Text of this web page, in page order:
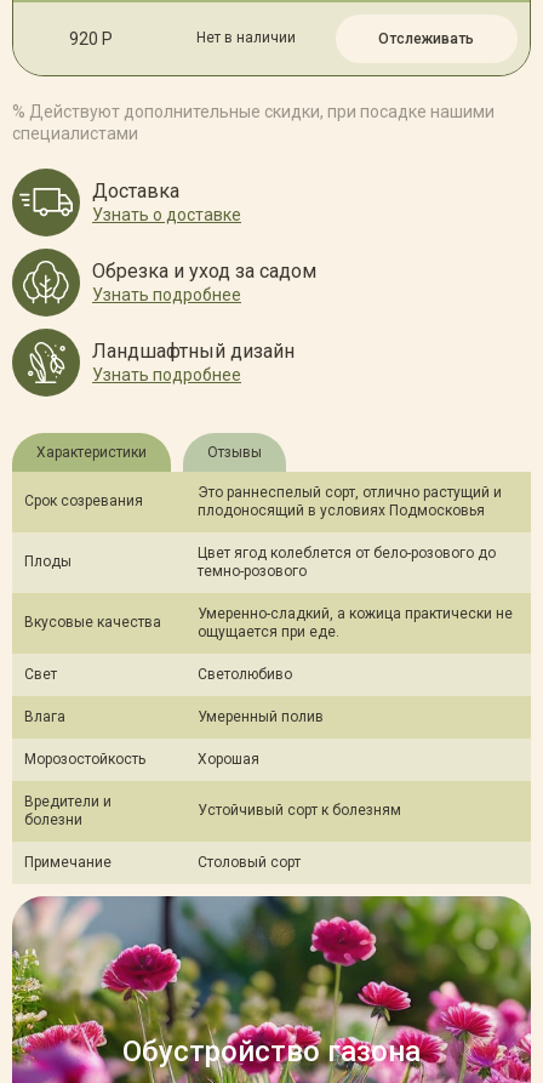
920 Р Нет в наличии Отслеживать
% Действуют дополнительные скидки, при посадке нашими
специалистами
Доставка
Узнать о доставке
Обрезка и уход за садом
Узнать подробнее
Ландшафтный дизайн
Узнать подробнее
Характеристики Отзывы
Срок созревания
Это раннеспелый сорт, отлично растущий и
плодоносящий в условиях Подмосковья
Плоды
Цвет ягод колеблется от бело-розового до
темно-розового
Вкусовые качества
Умеренно-сладкий, а кожица практически не
ощущается при еде.
Свет Светолюбиво
Влага Умеренный полив
Морозостойкость Хорошая
Вредители и
болезни
Устойчивый сорт к болезням
Примечание Столовый сорт
Обустройство газона